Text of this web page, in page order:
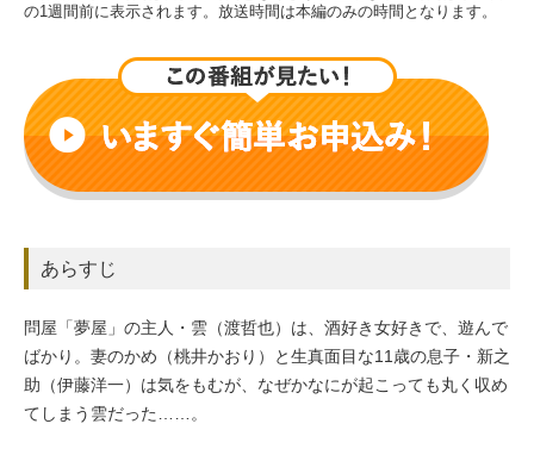
の1週間前に表示されます。放送時間は本編のみの時間となります。
あらすじ
問屋「夢屋」の主人・雲（渡哲也）は、酒好き女好きで、遊んで
ばかり。妻のかめ（桃井かおり）と生真面目な11歳の息子・新之
助（伊藤洋一）は気をもむが、なぜかなにが起こっても丸く収め
てしまう雲だった……。